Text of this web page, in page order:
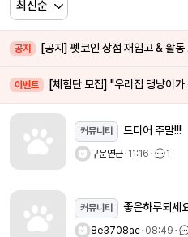
공지 [공지] 펫코인 상점 재입고 & 활동
이벤트 [체험단 모집] "우리집 댕냥이
커뮤니티 드디어 주말!!!
구운연근ㆍ11:16ㆍ 1
커뮤니티 좋은하루되세
8e3708acㆍ08:49ㆍ